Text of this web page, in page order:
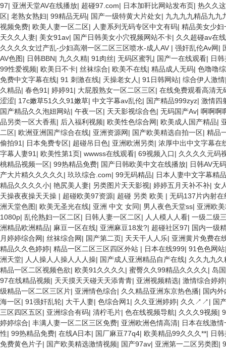
婷激情五月天麻豆 av在线五月天婷婷 麻豆91国产在线观看一区 久久久
二 欧美黄片第二区 91麻豆VA国产 国产精品乱码一区二区三 能在线看
成人av三片在线播放 亚洲无码日韩一区欧美二区三页 国产成人自拍欧
五月天在线不卡一区二区三区三州 欧美亚洲日韩不卡在线在线观看 亚
欧美黄片精品一区二区三区 国产三级片久久精品 亚洲依人大香蕉在线
在线 啪啪啪欧美一区二区 国产乱伦日韩免费欧美 97激情人妻小说 大
色 国产精品喷水啪啪啪 成人av黄色大片 91国产精品原创人妻 国产精
插人人爽 欧美日韩性爱视频网 日韩经典AV在线观看 98久久精品骚逼
久久三级视屏 日本天堂a在线 在线免费观看a黄片 人妻熟人中文字幕一
美日韩91在线 麻豆久久久91 夜夜操天天操人人操 国产91色图区 国产
日韩老板一区 精品久久久久久久久久中文字幕 开心91五月婷婷网 国
区二区黄色电影 亚洲超黄AV 亚洲日本中文字幕天天更新 亚洲一级欧
色的毛片 免费看国庆黄片 亚洲韩日一区91 91精品偷窥一区二区 大香
字幕日韩黄色影片 人妻福利日韩
97| 亚洲天堂AV在线播放| 超碰97.com| 日本加靬比网站发布页| 热久久
区| 老熟女熟妇| 99精品无码| 国产一级特黄大片处女| 九九九九精品九九
视频免费| 欧美人妻一区二区| 人妻系列无码专区中文有码| 精品美女少
天久久人妻| 美女91av| 国产日韩美女小穴视频网站不卡| 久久超碰av在线
久久久久女过产乱-少妇高潮一区二区三区喷水-成人AV | 强奸乱伦Av网|
AV色图| 日韩BBN| 九久久精| 91肉丝| 无码区蜜乳| 国产一在线观看| 日
99性爱视频| 欧美日不卡| 丝袜综合| 欧美不在线| 精品成人无码| 色噜噜
免费中文字幕在线| 91 刺激在线| 天操老女人 | 91日韩网站| 综合伊人激情
久精品| 春色91 | 婷婷91 | 大屁股熟女一区二区三区| 在线免费观看高清无
涩涩| 17c嫩草51久久91嫩草| 中文字幕av乱伦| 国产精品999zyz| 激情四
国产精品久久泡妞网站| 午夜一区| 天天影视综合色| 无码国产Av| 啊啊啊
品另类一区大香蕉| 后入福利视频| 欧美性色综合网| 欧美成人国产精品|
二区| 欧洲亚洲国产综合在线| 亚洲资源网| 国产欧美精选自拍一区| 精品
偷拍91 | 日本免费专区| 超碰吊日色| 亚洲欧洲另类| 浓厚中出中文字幕在
字幕人妻91 | 欧美性第1页| wwwss在线观看| 69视频入口| 久久久久元码
桃精品视频一区| 99热精品免费| 国产日韩欧美中文在线播放| 日韩AV无
产大片精久久久久久 | 玖玖综合.com| 99无码精品| 日本人妻中文字幕精品
精品久久久久小| 艳尻美人妻| 另类图片天天影视| 婷婷五月天补不补| 女
天操夜夜操天天操 | 超碰欧美97资源| 超碰 另类 欧美 | 无码137片内射在
洲天堂色图| 欧美无圣光在线| 亚洲 中文 女同| 男人夜色天堂ss| 亚洲欧
1080p| 乱伦熟妇一区二区| 日韩人妻一区二区| 人人模人人看| 一级二级
洲精品欧洲精品| 麻豆一区在线| 亚洲麻豆18发?| 超碰社区97| 国内一级
月婷婷综合网| 丝袜综合网| 国产第二页| 天天干人人乐| 亚洲黄片免费在
精品久久色婷婷| 精品一区二区三区四区外站 | 日本在线999| 91色色网站
洲天堂| 人人操人人操人人人操| 国产成人亚洲精品自产在线| 久久九九
精品一区二区视频色欲| 欧美91久久久久 | 蜜臀久久99精品久久久久 | 岛
97在线精品视频| 天天摸天天碰天天添青青| 亚洲视频精选| 激情综合婷婷
级精品一区二区三区片| 亚洲情色综合| 久久精品亚洲东京热色播| 国内
海一区| 91强奸乱轮| 大干人妻| 色综合网1 | 久久亚洲婷婷| 久久↗↗| 国
三区四区五区| 亚洲综合有码| 清柠毛片| 色在线视频导航| 久久久9视频|
婷婷综合| 丰满人妻一区二区三区免费| 亚洲欧洲色情高清| 日本在线激
性| 99热精品免费| 在线A日本| 国厂麻豆77q4| 欧美精品99久久久**| 日
免费黄色片子| 国产欧美精选激情视频| 国产97av| 亚洲第一二区另类图|